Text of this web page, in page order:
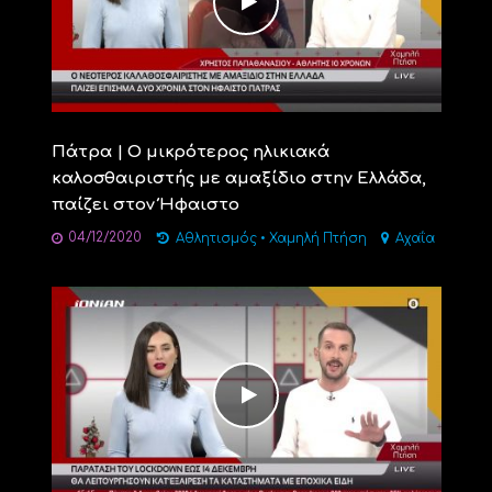
Πάτρα | Ο μικρότερος ηλικιακά
καλοσθαιριστής με αμαξίδιο στην Ελλάδα,
παίζει στον Ήφαιστο
04/12/2020 Αθλητισμός • Χαμηλή Πτήση Αχαΐα